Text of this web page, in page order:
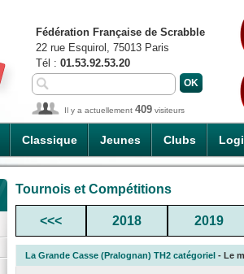
Classique Jeunes Clubs
Fédération Française de Scrabble
22 rue Esquirol, 75013 Paris
Tél : 01.53.92.53.20
Il y a actuellement 409 visiteurs
Tournois et Compétitions
<<< 2018 2019
La Grande Casse (Pralognan) TH2 catégoriel - Le